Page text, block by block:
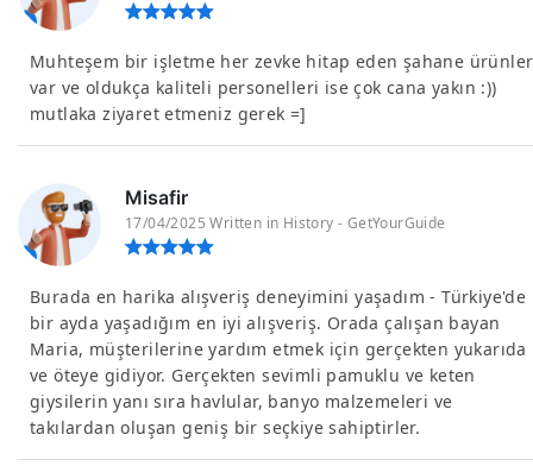
Muhteşem bir işletme her zevke hitap eden şahane ürünler
var ve oldukça kaliteli personelleri ise çok cana yakın :))
mutlaka ziyaret etmeniz gerek =]
Misafir
17/04/2025 Written in History - GetYourGuide
Burada en harika alışveriş deneyimini yaşadım - Türkiye'de
bir ayda yaşadığım en iyi alışveriş. Orada çalışan bayan
Maria, müşterilerine yardım etmek için gerçekten yukarıda
ve öteye gidiyor. Gerçekten sevimli pamuklu ve keten
giysilerin yanı sıra havlular, banyo malzemeleri ve
takılardan oluşan geniş bir seçkiye sahiptirler.